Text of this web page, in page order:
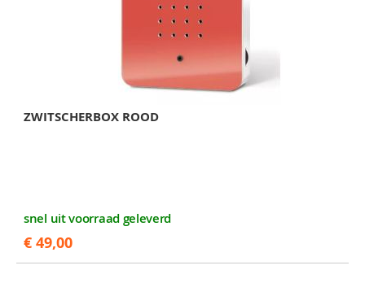
ZWITSCHERBOX ROOD
snel uit voorraad geleverd
€ 49,00